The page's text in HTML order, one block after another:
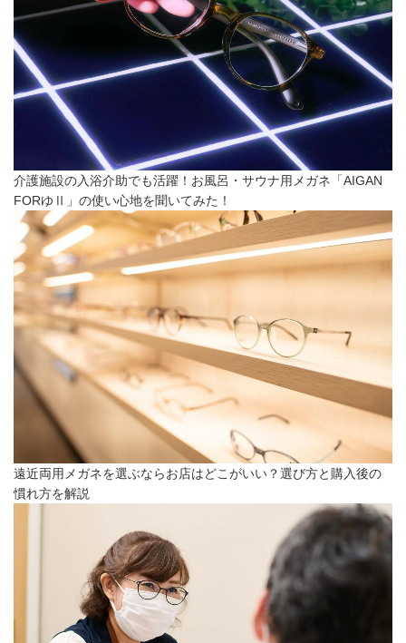
介護施設の入浴介助でも活躍！お風呂・サウナ用メガネ「AIGAN
FORゆⅡ」の使い心地を聞いてみた！
遠近両用メガネを選ぶならお店はどこがいい？選び方と購入後の
慣れ方を解説